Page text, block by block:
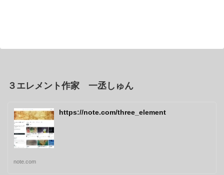
３エレメント作家 一丞しゅん
https://note.com/three_element
note.com